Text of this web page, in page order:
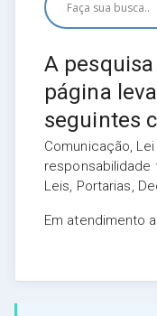
A
página
seguintes
Comunicação,
responsabilidade
Leis, Portarias,
Em atendimento